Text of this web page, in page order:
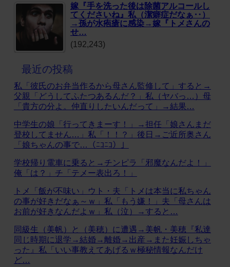
嫁『手を洗った後は除菌アルコールし
てくださいね』私（潔癖症だなぁ‥）
→孫が水疱瘡に感染→嫁『トメさんの
せ…
(192,243)
最近の投稿
私「彼氏のお弁当作るから母さん監修して」すると→
父親「どうしてふたつあるんだ？」私（ヤバっ…）母
「貴方の分よ。仲直りしたいんだって」→結果…
中学生の娘「行ってきまーす！」→担任「娘さんまだ
登校してません…」私「！！？」後日→ご近所奥さん
「娘ちゃんの事で…（ﾆｺﾆｺ）」
学校帰り電車に乗ると→チンピラ「邪魔なんだよ！」
俺「は？」チ「テメー表出ろ！」
トメ「飯が不味い」ウト・夫「トメは本当に私ちゃん
の事が好きだなぁ～ｗ」私「もう嫌！」夫「母さんは
お前が好きなんだよｗ」私（泣）→すると…
同級生（美帆）と（美穂）に遭遇→美帆・美穂『私達
同じ時期に退学→結婚→離婚→出産→また妊娠しちゃ
った』私「いい事教えてあげるｗ極秘情報なんだけ
ど…